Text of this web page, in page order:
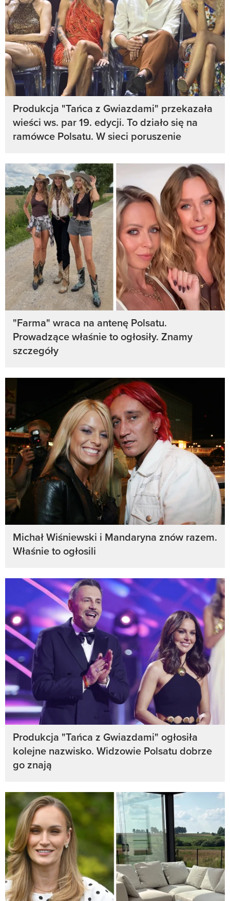
Produkcja "Tańca z Gwiazdami" przekazała
wieści ws. par 19. edycji. To działo się na
ramówce Polsatu. W sieci poruszenie
"Farma" wraca na antenę Polsatu.
Prowadzące właśnie to ogłosiły. Znamy
szczegóły
Michał Wiśniewski i Mandaryna znów razem.
Właśnie to ogłosili
Produkcja "Tańca z Gwiazdami" ogłosiła
kolejne nazwisko. Widzowie Polsatu dobrze
go znają